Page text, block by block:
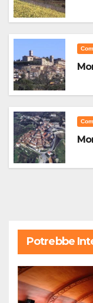
Potrebbe